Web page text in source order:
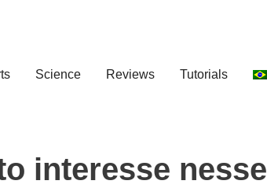
Science Reviews Tutorials
interesse nesse